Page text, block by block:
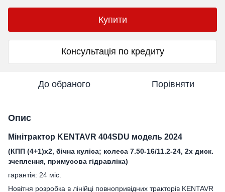
Купити
Консультація по кредиту
До обраного Порівняти
Опис
Мінітрактор KENTAVR 404SDU модель 2024
(КПП (4+1)х2, бічна куліса; колеса 7.50-16/11.2-24, 2х диск.
зчеплення, примусова гідравліка)
гарантія: 24 міс.
Новітня розробка в лінійці повнопривідних тракторів KENTAVR